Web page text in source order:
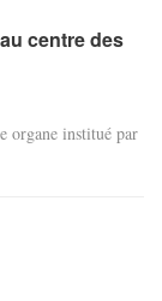
centre des
organe institué par